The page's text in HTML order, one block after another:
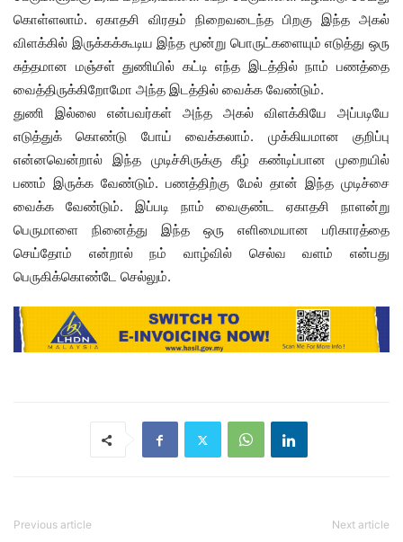
கொள்ளலாம். ஏகாதசி விரதம் நிறைவடைந்த பிறகு இந்த அகல்
விளக்கில் இருக்கக்கூடிய இந்த மூன்று பொருட்களையும் எடுத்து ஒரு
சுத்தமான மஞ்சள் துணியில் கட்டி எந்த இடத்தில் நாம் பணத்தை
வைத்திருக்கிறோமோ அந்த இடத்தில் வைக்க வேண்டும்.
துணி இல்லை என்பவர்கள் அந்த அகல் விளக்கியே அப்படியே
எடுத்துக் கொண்டு போய் வைக்கலாம். முக்கியமான குறிப்பு
என்னவென்றால் இந்த முடிச்சிருக்கு கீழ் கண்டிப்பான முறையில்
பணம் இருக்க வேண்டும். பணத்திற்கு மேல் தான் இந்த முடிச்சை
வைக்க வேண்டும். இப்படி நாம் வைகுண்ட ஏகாதசி நாளன்று
பெருமாளை நினைத்து இந்த ஒரு எளிமையான பரிகாரத்தை
செய்தோம் என்றால் நம் வாழ்வில் செல்வ வளம் என்பது
பெருகிக்கொண்டே செல்லும்.
Previous article Next article